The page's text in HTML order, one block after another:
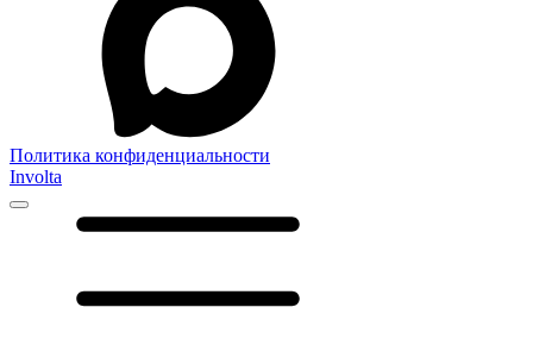
Политика конфиденциальности
Involta